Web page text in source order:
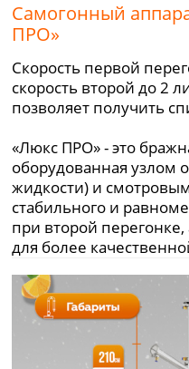
Самогонный
ПРО»
Скорость первой
скорость второй до 2
позволяет получить
«Люкс ПРО» - это
оборудованная узлом
жидкости) и
стабильного и
при второй
для более